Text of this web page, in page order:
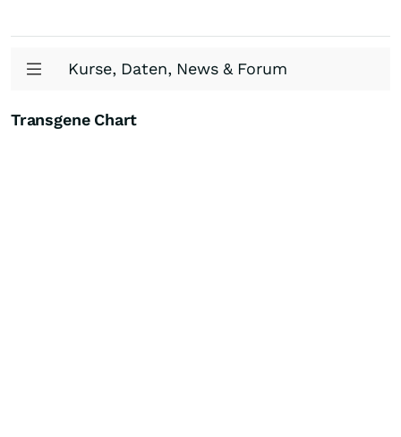
Kurse, Daten, News & Forum
Transgene Chart